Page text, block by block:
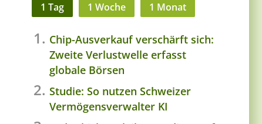
1 Tag 1 Woche 1 Monat
Chip-Ausverkauf verschärft sich:
Zweite Verlustwelle erfasst
globale Börsen
Studie: So nutzen Schweizer
Vermögensverwalter KI